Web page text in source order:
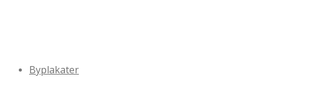
Byplakater